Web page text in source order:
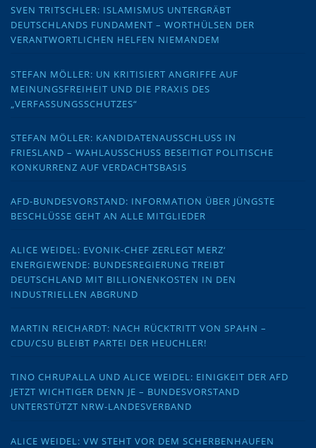
SVEN TRITSCHLER: ISLAMISMUS UNTERGRÄBT
DEUTSCHLANDS FUNDAMENT – WORTHÜLSEN DER
VERANTWORTLICHEN HELFEN NIEMANDEM
STEFAN MÖLLER: UN KRITISIERT ANGRIFFE AUF
MEINUNGSFREIHEIT UND DIE PRAXIS DES
„VERFASSUNGSSCHUTZES“
STEFAN MÖLLER: KANDIDATENAUSSCHLUSS IN
FRIESLAND – WAHLAUSSCHUSS BESEITIGT POLITISCHE
KONKURRENZ AUF VERDACHTSBASIS
AFD-BUNDESVORSTAND: INFORMATION ÜBER JÜNGSTE
BESCHLÜSSE GEHT AN ALLE MITGLIEDER
ALICE WEIDEL: EVONIK-CHEF ZERLEGT MERZ‘
ENERGIEWENDE: BUNDESREGIERUNG TREIBT
DEUTSCHLAND MIT BILLIONENKOSTEN IN DEN
INDUSTRIELLEN ABGRUND
MARTIN REICHARDT: NACH RÜCKTRITT VON SPAHN –
CDU/CSU BLEIBT PARTEI DER HEUCHLER!
TINO CHRUPALLA UND ALICE WEIDEL: EINIGKEIT DER AFD
JETZT WICHTIGER DENN JE – BUNDESVORSTAND
UNTERSTÜTZT NRW-LANDESVERBAND
ALICE WEIDEL: VW STEHT VOR DEM SCHERBENHAUFEN